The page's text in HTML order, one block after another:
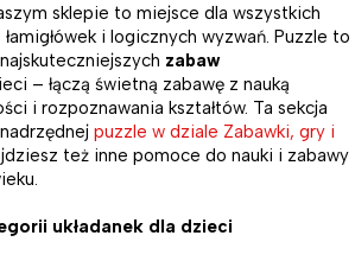
sklepie to miejsce dla wszystkich
łamigłówek i logicznych wyzwań. Puzzle to
zabaw
– łączą świetną zabawę z nauką
i rozpoznawania kształtów. Ta sekcja
puzzle w dziale Zabawki, gry i
też inne pomoce do nauki i zabawy
układanek dla dzieci